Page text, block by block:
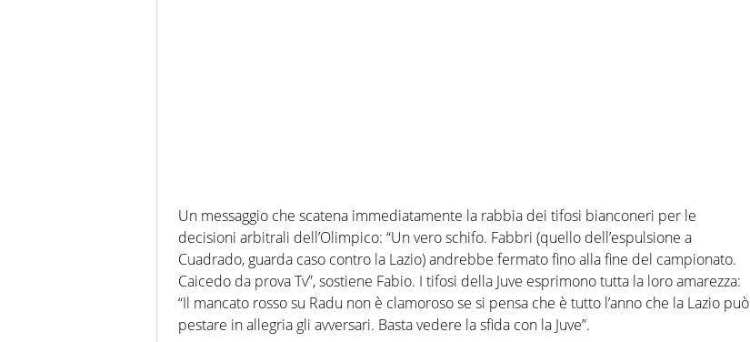
Un messaggio che scatena immediatamente la rabbia dei tifosi bianconeri per le
decisioni arbitrali dell’Olimpico: “Un vero schifo. Fabbri (quello dell’espulsione a
Cuadrado, guarda caso contro la Lazio) andrebbe fermato fino alla fine del campionato.
Caicedo da prova Tv”, sostiene Fabio. I tifosi della Juve esprimono tutta la loro amarezza:
“Il mancato rosso su Radu non è clamoroso se si pensa che è tutto l’anno che la Lazio può
pestare in allegria gli avversari. Basta vedere la sfida con la Juve”.